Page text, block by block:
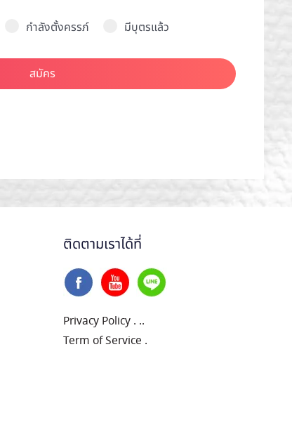
กำลังตั้งครรภ์ มีบุตรแล้ว
สมัคร
ติดตามเราได้ที่
Privacy Policy . ..
Term of Service .